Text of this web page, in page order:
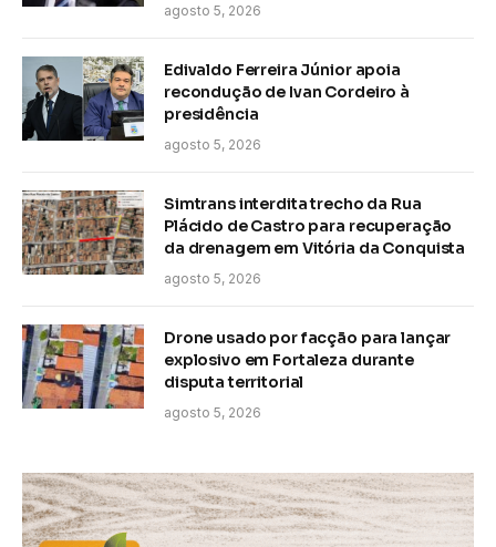
agosto 5, 2026
Edivaldo Ferreira Júnior apoia
recondução de Ivan Cordeiro à
presidência
agosto 5, 2026
Simtrans interdita trecho da Rua
Plácido de Castro para recuperação
da drenagem em Vitória da Conquista
agosto 5, 2026
Drone usado por facção para lançar
explosivo em Fortaleza durante
disputa territorial
agosto 5, 2026